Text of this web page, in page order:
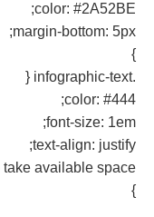
color: #2A52BE;
margin-bottom: 5px;
}
.infographic-text {
color: #444;
font-size: 1em;
text-align: justify;
available space */
}